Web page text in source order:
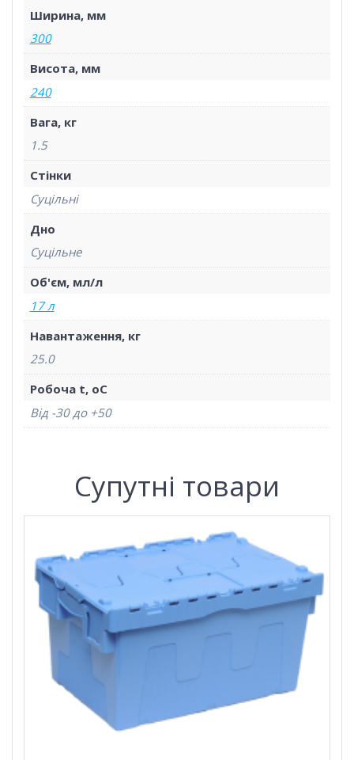
Ширина, мм
300
Висота, мм
240
Вага, кг
1.5
Стінки
Суцільні
Дно
Суцільне
Об'єм, мл/л
17 л
Навантаження, кг
25.0
Робоча t, oС
Від -30 до +50
Супутні товари